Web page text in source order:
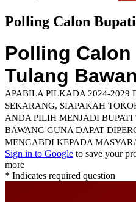
Polling Calon Bupati